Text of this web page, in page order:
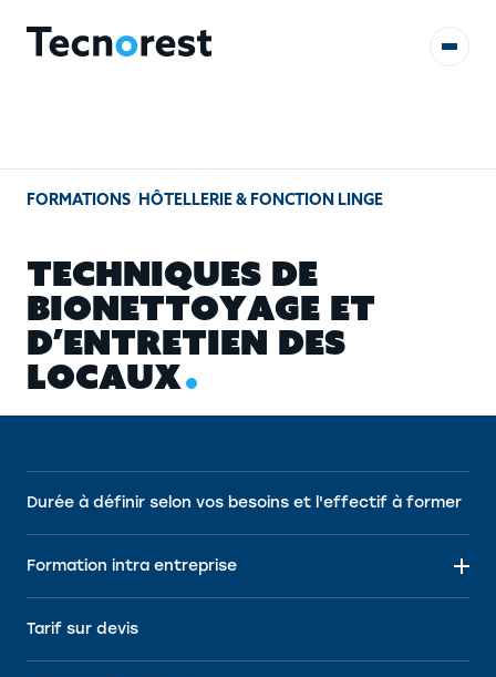
RÉFÉRENCES
CONTACT
FORMATIONS/ HÔTELLERIE & FONCTION LINGE
TECHNIQUES DE
BIONETTOYAGE ET
D’ENTRETIEN DES
LOCAUX
Durée à définir selon vos besoins et l'effectif à former
Formation intra entreprise
Tarif sur devis